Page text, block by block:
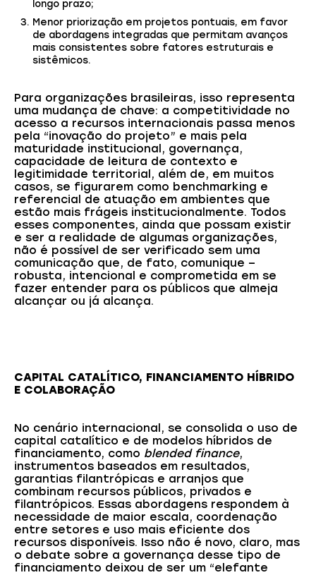
longo prazo;
Menor priorização em projetos pontuais, em favor
de abordagens integradas que permitam avanços
mais consistentes sobre fatores estruturais e
sistêmicos.
Para organizações brasileiras, isso representa
uma mudança de chave: a competitividade no
acesso a recursos internacionais passa menos
pela “inovação do projeto” e mais pela
maturidade institucional, governança,
capacidade de leitura de contexto e
legitimidade territorial, além de, em muitos
casos, se figurarem como benchmarking e
referencial de atuação em ambientes que
estão mais frágeis institucionalmente. Todos
esses componentes, ainda que possam existir
e ser a realidade de algumas organizações,
não é possível de ser verificado sem uma
comunicação que, de fato, comunique –
robusta, intencional e comprometida em se
fazer entender para os públicos que almeja
alcançar ou já alcança.
CAPITAL CATALÍTICO, FINANCIAMENTO HÍBRIDO
E COLABORAÇÃO
No cenário internacional, se consolida o uso de
capital catalítico e de modelos híbridos de
financiamento, como blended finance,
instrumentos baseados em resultados,
garantias filantrópicas e arranjos que
combinam recursos públicos, privados e
filantrópicos. Essas abordagens respondem à
necessidade de maior escala, coordenação
entre setores e uso mais eficiente dos
recursos disponíveis. Isso não é novo, claro, mas
o debate sobre a governança desse tipo de
financiamento deixou de ser um “elefante